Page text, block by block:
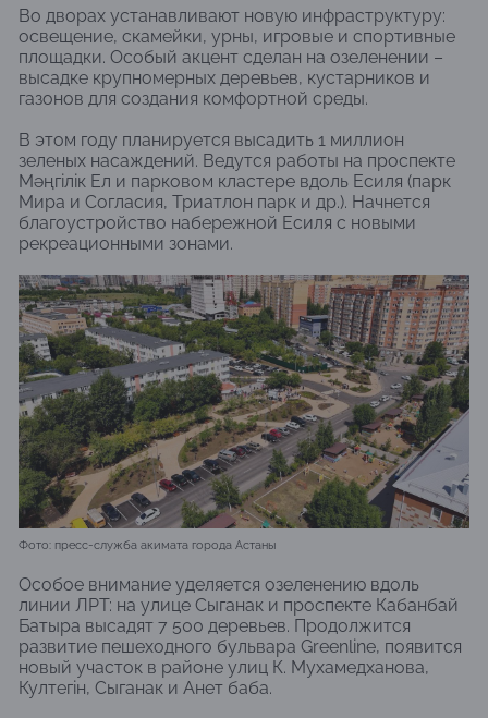
Во дворах устанавливают новую инфраструктуру:
освещение, скамейки, урны, игровые и спортивные
площадки. Особый акцент сделан на озеленении –
высадке крупномерных деревьев, кустарников и
газонов для создания комфортной среды.
В этом году планируется высадить 1 миллион
зеленых насаждений. Ведутся работы на проспекте
Мәңгілік Ел и парковом кластере вдоль Есиля (парк
Мира и Согласия, Триатлон парк и др.). Начнется
благоустройство набережной Есиля с новыми
рекреационными зонами.
Фото: пресс-служба акимата города Астаны
Особое внимание уделяется озеленению вдоль
линии ЛРТ: на улице Сыганак и проспекте Кабанбай
Батыра высадят 7 500 деревьев. Продолжится
развитие пешеходного бульвара Greenline, появится
новый участок в районе улиц К. Мухамедханова,
Култегін, Сыганак и Анет баба.